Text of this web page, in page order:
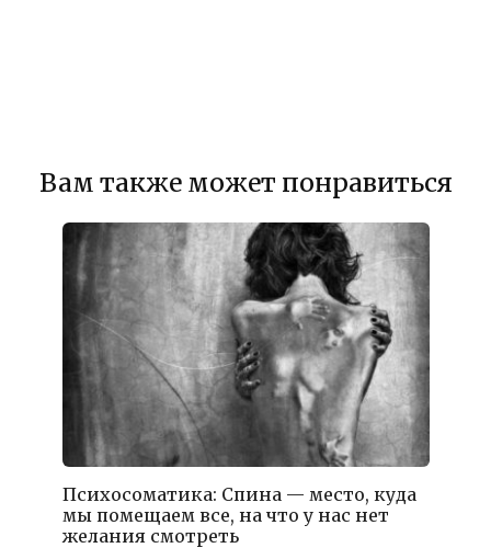
Вам также может понравиться
Психосоматика: Спина — место, куда
мы помещаем все, на что у нас нет
желания смотреть